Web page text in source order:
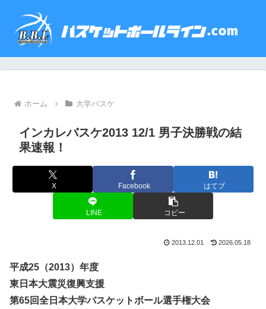
ホーム 大学バスケ
インカレバスケ2013 12/1 男子決勝戦の結
果速報！
X Facebook はてブ
LINE コピー
2013.12.01 2026.05.18
平成25（2013）年度
東日本大震災復興支援
第65回全日本大学バスケットボール選手権大会